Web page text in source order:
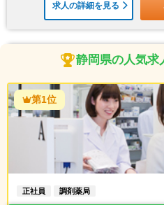
求人の詳細を見る
静岡県の人気求
第1位
正社員 調剤薬局